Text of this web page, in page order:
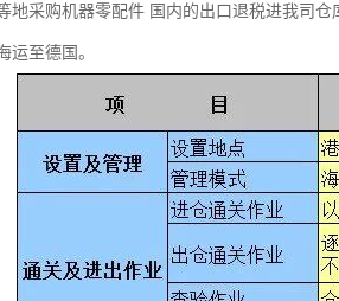
地采购机器零配件 国内的出口退税进我司
运至德国。